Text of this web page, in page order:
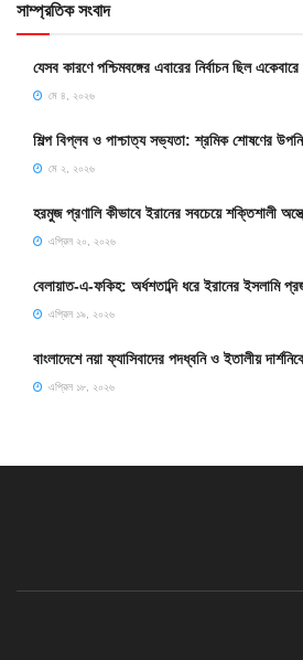
সাম্প্রতিক সংবাদ
যেসব কারণে পশ্চিমবঙ্গের এবারের নির্বাচন ছিল
মে ৪, ২০২৬
শিল্প বিপ্লব ও পাশ্চাত্য সভ্যতা: শ্রমিক শোষণের
মে ২, ২০২৬
হরমুজ প্রণালি কীভাবে ইরানের সবচেয়ে শক্তিশালী
এপ্রিল ২০, ২০২৬
বেলায়াত-এ-ফকিহ: অর্ধশতাব্দি ধরে ইরানের ইসলামি
এপ্রিল ১৯, ২০২৬
বাংলাদেশে নয়া ফ্যাসিবাদের পদধ্বনি ও ইতালীয়
এপ্রিল ১৮, ২০২৬